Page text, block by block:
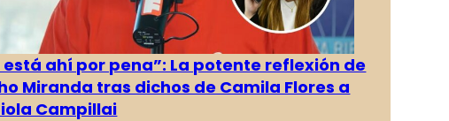
está ahí por pena”: La potente reflexión de
Miranda tras dichos de Camila Flores a
Campillai